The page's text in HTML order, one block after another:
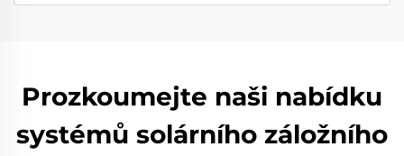
Prozkoumejte naši nabídku
systémů solárního záložního